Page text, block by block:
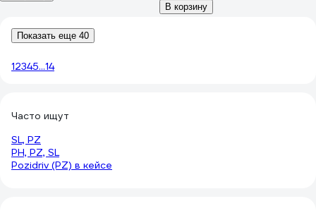
В корзину
Показать еще 40
12345...14
Часто ищут
SL, PZ
PH, PZ, SL
Pozidriv (PZ) в кейсе